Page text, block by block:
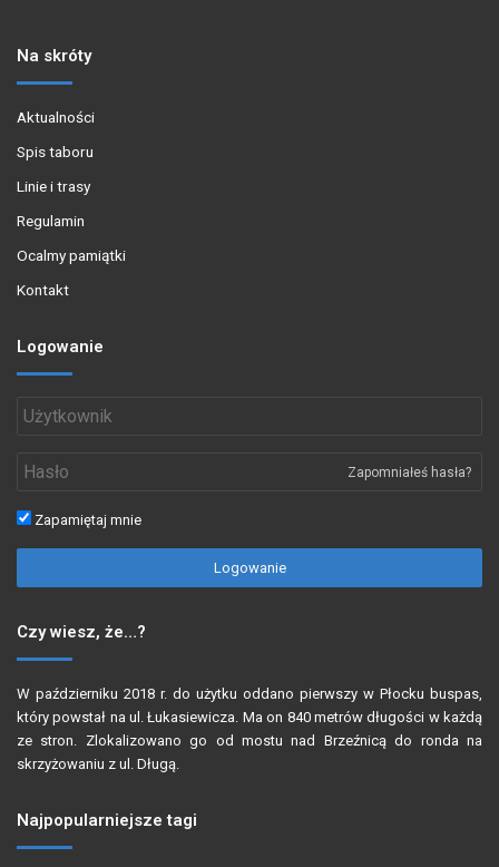
Na skróty
Aktualności
Spis taboru
Linie i trasy
Regulamin
Ocalmy pamiątki
Kontakt
Logowanie
Zapomniałeś hasła?
Zapamiętaj mnie
Logowanie
Czy wiesz, że…?
W październiku 2018 r. do użytku oddano pierwszy w Płocku buspas,
który powstał na ul. Łukasiewicza. Ma on 840 metrów długości w każdą
ze stron. Zlokalizowano go od mostu nad Brzeźnicą do ronda na
skrzyżowaniu z ul. Długą.
Najpopularniejsze tagi